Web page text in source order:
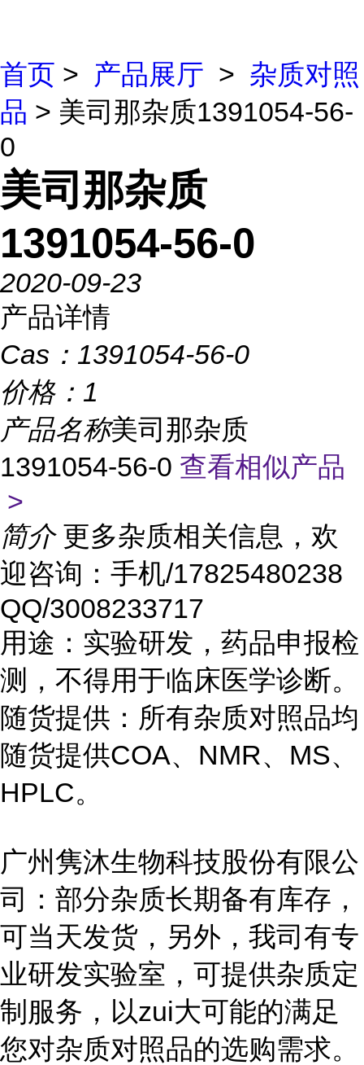
首页 > 产品展厅 > 杂质对照
品 > 美司那杂质1391054-56-
0
美司那杂质
1391054-56-0
2020-09-23
产品详情
Cas： 1391054-56-0
价格： 1
产品名称美司那杂质
1391054-56-0 查看相似产品
>
简介 更多杂质相关信息，欢
迎咨询：手机/17825480238
QQ/3008233717
用途：实验研发，药品申报检
测，不得用于临床医学诊断。
随货提供：所有杂质对照品均
随货提供COA、NMR、MS、
HPLC。
广州隽沐生物科技股份有限公
司：部分杂质长期备有库存，
可当天发货，另外，我司有专
业研发实验室，可提供杂质定
制服务，以zui大可能的满足
您对杂质对照品的选购需求。